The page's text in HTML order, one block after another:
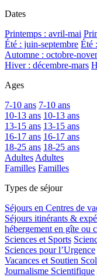
Dates
Printemps : avril-mai
Été : juin-septembre Été
Automne : octobre-
Hiver : décembre-mars
Ages
7-10 ans 7-10 ans
10-13 ans 10-13 ans
13-15 ans 13-15 ans
16-17 ans 16-17 ans
18-25 ans 18-25 ans
AdultesAdultes
Familles Familles
Types de séjour
Séjours en Centres de
Séjours itinérants &
hébergement en gîte ou
Sciences et Sports
Sciences pour l’Urgence
Vacances et Soutien
Journalisme Scientifique